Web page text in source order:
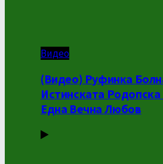
Видео
(Видео) Руфинка
Истинската Родопска
Една Вечна Любов